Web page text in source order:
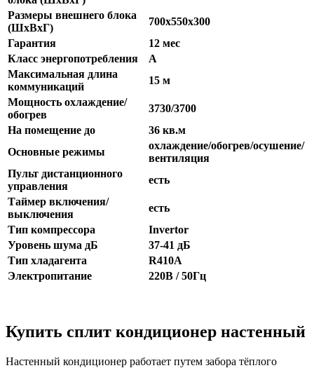
Размеры внешнего блока
(ШхВхГ)
700х550х300
Гарантия
12 мес
Класс энергопотребления
A
Максимальная длина
коммуникаций
15 м
Мощность охлаждение/
обогрев
3730/3700
На помещение до
36 кв.м
Основные режимы
охлаждение/обогрев/осушение/
вентиляция
Пульт дистанционного
управления
есть
Таймер включения/
выключения
есть
Тип компрессора
Invertor
Уровень шума дБ
37-41 дБ
Тип хладагента
R410A
Электропитание
220В / 50Гц
Купить сплит кондиционер настенный
Настенный кондиционер работает путем забора тёплого